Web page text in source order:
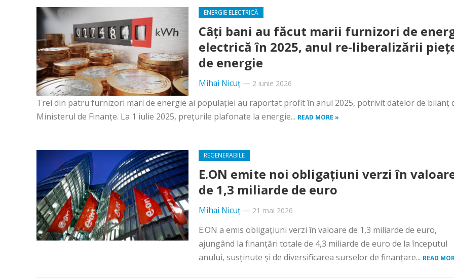
ENERGIE ELECTRICĂ
Câți bani au făcut marii furnizori de
electrică în 2025, anul re-liberalizării
de energie
Mihai Nicuț— 2 iunie 2026
Trei din patru furnizori mari de energie ai populației au raportat profit în anul 2025, potrivit datelor de bilanț
Ministerul de Finanțe. La 1 iulie 2025, prețurile plafonate la energie... READ MORE »
REGENERABILE
E.ON emite noi obligaţiuni verzi în
de 1,3 miliarde de euro
Mihai Nicuț— 21 mai 2026
E.ON a emis obligaţiuni verzi în valoare de 1,3 miliarde de euro,
ajungând la finanţări totale de 4,3 miliarde de euro de la începutul
anului, susţinute şi de diversificarea surselor de finanţare... READ